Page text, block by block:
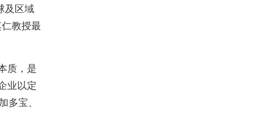
及区域
教授最
质，是
业以定
宝、